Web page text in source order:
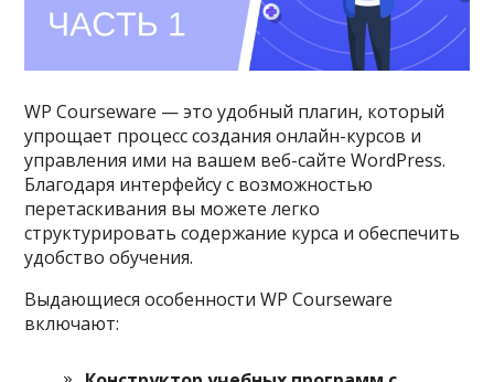
WP Courseware — это удобный плагин, который
упрощает процесс создания онлайн-курсов и
управления ими на вашем веб-сайте WordPress.
Благодаря интерфейсу с возможностью
перетаскивания вы можете легко
структурировать содержание курса и обеспечить
удобство обучения.
Выдающиеся особенности WP Courseware
включают: